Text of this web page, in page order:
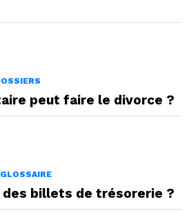
peut faire le divorce ?
GLOSSAIRE
billets de trésorerie ?